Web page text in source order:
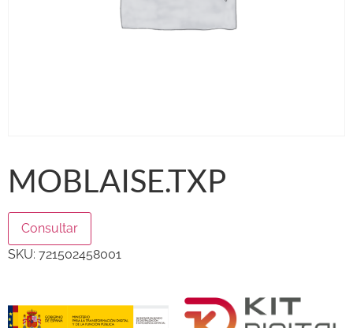
MOBLAISE.TXP
Consultar
SKU: 721502458001